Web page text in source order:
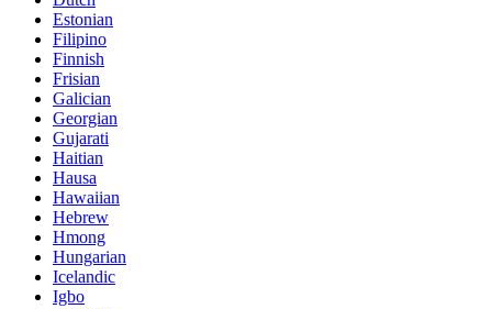
Estonian
Filipino
Finnish
Frisian
Galician
Georgian
Gujarati
Haitian
Hausa
Hawaiian
Hebrew
Hmong
Hungarian
Icelandic
Igbo